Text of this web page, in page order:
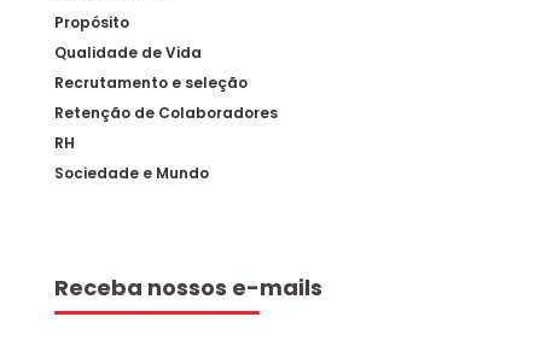
Propósito
Qualidade de Vida
Recrutamento e seleção
Retenção de Colaboradores
RH
Sociedade e Mundo
Receba nossos e-mails